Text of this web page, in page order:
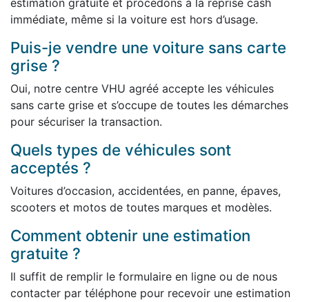
estimation gratuite et procédons à la reprise cash
immédiate, même si la voiture est hors d’usage.
Puis-je vendre une voiture sans carte
grise ?
Oui, notre centre VHU agréé accepte les véhicules
sans carte grise et s’occupe de toutes les démarches
pour sécuriser la transaction.
Quels types de véhicules sont
acceptés ?
Voitures d’occasion, accidentées, en panne, épaves,
scooters et motos de toutes marques et modèles.
Comment obtenir une estimation
gratuite ?
Il suffit de remplir le formulaire en ligne ou de nous
contacter par téléphone pour recevoir une estimation